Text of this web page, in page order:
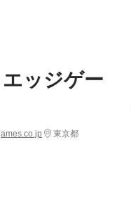
ッジゲー
東京都